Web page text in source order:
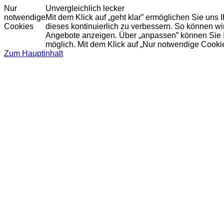
Nur
notwendige
Cookies
Unvergleichlich lecker
Mit dem Klick auf „geht klar” ermöglichen Sie
dieses kontinuierlich zu verbessern. So können
Angebote anzeigen. Über „anpassen” können
möglich. Mit dem Klick auf „Nur notwendige
Zum Hauptinhalt